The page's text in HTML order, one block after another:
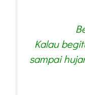
Kalau
sampai